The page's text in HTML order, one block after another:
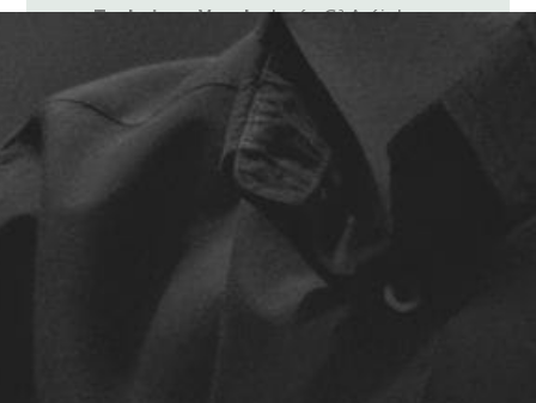
Technique Vocale:Jesús Gª Aréjula
Technique Vocale:
Lorena García
AINT-SÉBASTIEN, Sala Kutxa